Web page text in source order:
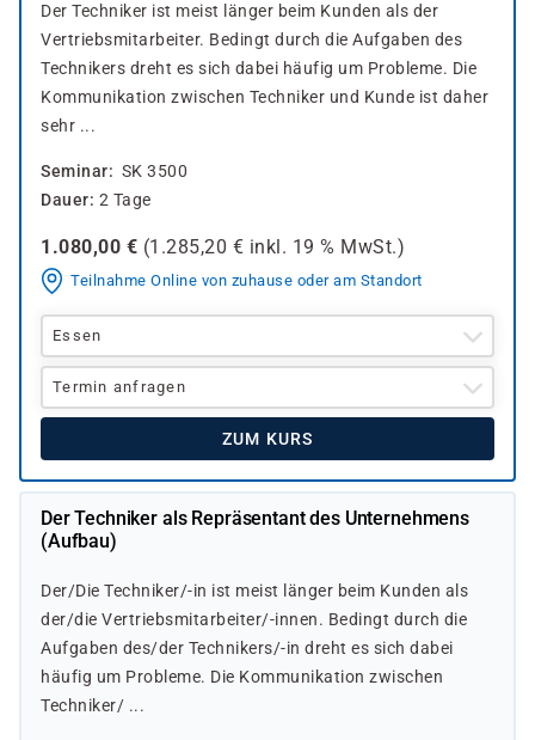
Der Techniker ist meist länger beim Kunden als der
Vertriebsmitarbeiter. Bedingt durch die Aufgaben des
Technikers dreht es sich dabei häufig um Probleme. Die
Kommunikation zwischen Techniker und Kunde ist daher
sehr ...
Seminar
SK 3500
Dauer 2 Tage
1.080,00 € (1.285,20 € inkl. 19 % MwSt.)
Teilnahme Online von zuhause oder am Standort
Essen
Termin anfragen
ZUM KURS
Der Techniker als Repräsentant des Unternehmens
(Aufbau)
Der/Die Techniker/-in ist meist länger beim Kunden als
der/die Vertriebsmitarbeiter/-innen. Bedingt durch die
Aufgaben des/der Technikers/-in dreht es sich dabei
häufig um Probleme. Die Kommunikation zwischen
Techniker/ ...